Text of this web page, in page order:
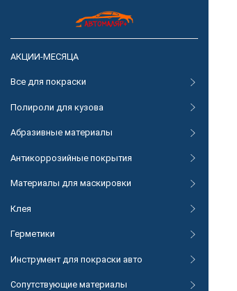
АКЦИИ-МЕСЯЦА
Все для покраски
Полироли для кузова
Абразивные материалы
Антикоррозийные покрытия
Материалы для маскировки
Клея
Герметики
Инструмент для покраски авто
Сопутствующие материалы